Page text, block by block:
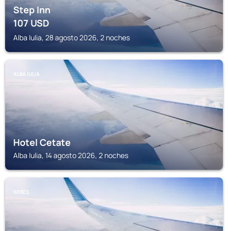
Step Inn
107USD
Alba Iulia, 28 agosto 2026, 2 noches
ALBA IULIA
Hotel Cetate
Alba Iulia, 14 agosto 2026, 2 noches
SEBEȘ